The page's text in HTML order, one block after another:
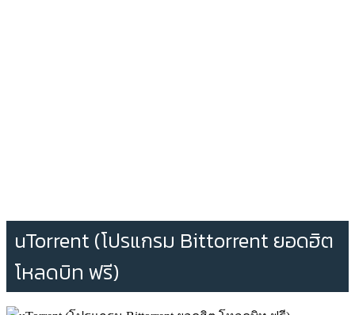
uTorrent (โปรแกรม Bittorrent ยอดฮิต
โหลดบิท ฟรี)